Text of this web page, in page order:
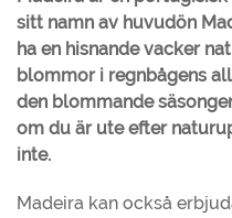
sitt namn av huvudön
ha en hisnande vacker
blommor i regnbågens
den blommande
om du är ute efter
inte.
Madeira kan också